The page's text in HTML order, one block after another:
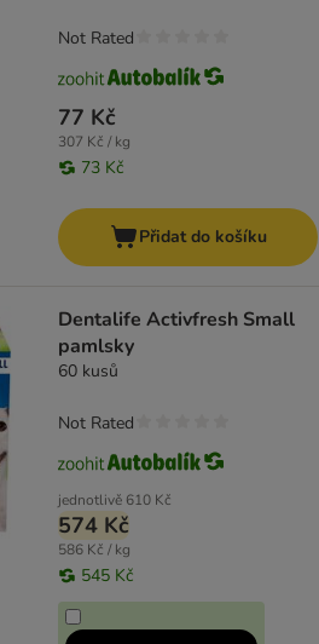
77 Kč
307 Kč / kg
73 Kč
Not Rated
Přidat do košíku
Dentalife Activfresh Small
pamlsky
60 kusů
jednotlivě 610 Kč
574 Kč
586 Kč / kg
545 Kč
Not Rated